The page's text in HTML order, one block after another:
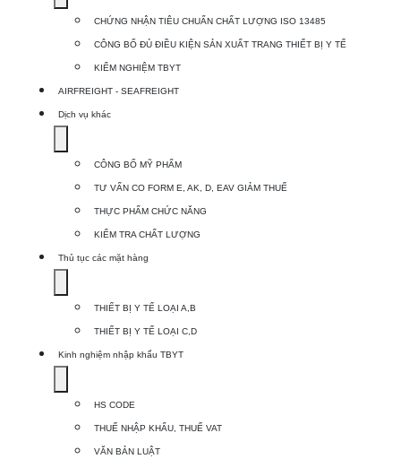
submenu
khẩu
CHỨNG NHẬN TIÊU CHUẨN CHẤT LƯỢNG ISO 13485
CÔNG BỐ ĐỦ ĐIỀU KIỆN SẢN XUẤT TRANG THIẾT BỊ Y TẾ
KIỂM NGHIỆM TBYT
AIRFREIGHT - SEAFREIGHT
Dịch vụ khác
submenuCÔNG BỐ MỸ PHẨM
TƯ VẤN CO FORM E, AK, D, EAV GIẢM THUẾ
THỰC PHẨM CHỨC NĂNG
KIỂM TRA CHẤT LƯỢNG
Thủ tục các mặt hàng
submenu
tục
các
mặt
hàng
THIẾT BỊ Y TẾ LOẠI A,B
THIẾT BỊ Y TẾ LOẠI C,D
Kinh nghiệm nhập khẩu TBYT
submenu
HS CODE
THUẾ NHẬP KHẨU, THUẾ VAT
VĂN BẢN LUẬT